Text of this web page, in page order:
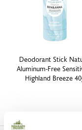
Deodorant Stick
Aluminum-Free
Highland Breeze